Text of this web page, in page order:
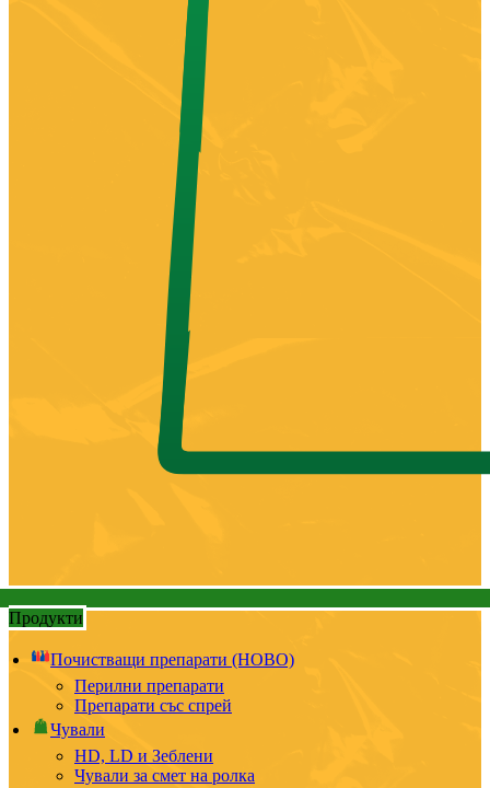
Продукти
Почистващи препарати (НОВО)
Перилни препарати
Препарати със спрей
Чували
HD, LD и Зеблени
Чували за смет на ролка